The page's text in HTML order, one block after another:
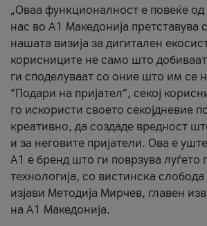
„Оваа функционалност е повеќе од
нас во А1 Македонија претставува
нашата визија за дигитален
корисниците не само што
ги споделуваат со оние што им се
“Подари на пријател”, секој
го искористи своето секојдневие
креативно, да создаде вредност
и за неговите пријатели. Ова е
А1 е бренд што ги поврзува луѓето
технологија, со вистинска слобода
изјави Методија Мирчев, главен
на А1 Македонија.